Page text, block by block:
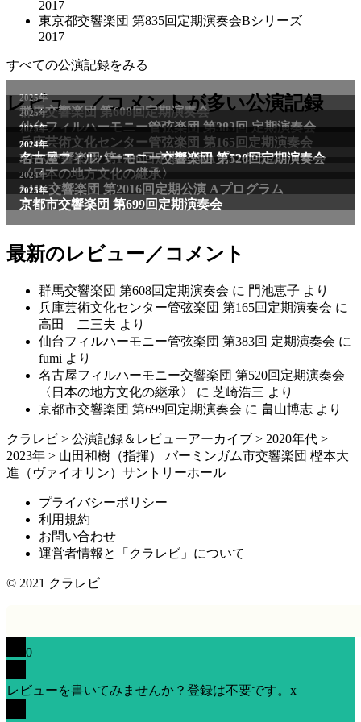
2017
東京都交響楽団 第835回定期演奏会Bシリーズ
2017
すべての公演記録をみる
レビュー／コメントが多い公演記録
2025年
群馬交響楽団 第608回定期演奏会
2025年
仙台フィルハーモニー管弦楽団 第383回 定期演奏会
2025年
兵庫芸術文化センター管弦楽団 第165回定期演奏会
2011年
NHK交響楽団 第1706回定期公演Aプログラム
2024年
名古屋フィルハーモニー交響楽団 第520回定期演奏会
〈日本の地方文化の継承〉
2024年
NHK交響楽団 第2016回定期公演 Aプログラム
2025年
京都市交響楽団 第699回定期演奏会
最新のレビュー／コメント
群馬交響楽団 第608回定期演奏会 に 門池恵子 より
兵庫芸術文化センター管弦楽団 第165回定期演奏会 に
高田 二三夫 より
仙台フィルハーモニー管弦楽団 第383回 定期演奏会 に
fumi より
名古屋フィルハーモニー交響楽団 第520回定期演奏会
〈日本の地方文化の継承〉
に 芝崎浩三 より
京都市交響楽団 第699回定期演奏会 に 畠山博志 より
クラレビ > 公演記録＆レビューアーカイブ > 2020年代 >
2023年 > 山田和樹（指揮） バーミンガム市交響楽団 樫本大
進（ヴァイオリン）サントリーホール
プライバシーポリシー
利用規約
お問い合わせ
運営者情報と「クラレビ」について
© 2021 クラレビ
0
レビューを書いてみませんか？登録は不要です。 x